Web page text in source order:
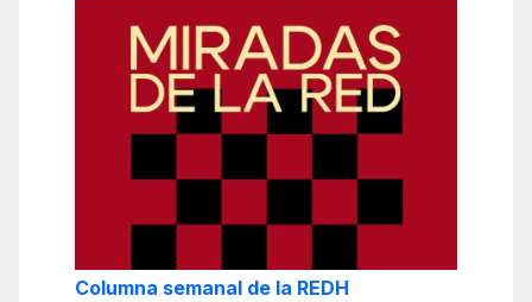
Columna semanal de la REDH